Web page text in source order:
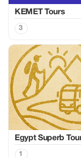
KEMET Tours
3
Egypt Superb
1